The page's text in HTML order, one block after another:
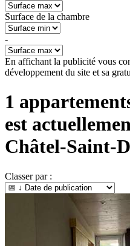
Surface de la chambre
-
En affichant la publicité vous
développement du site et sa
1
est
Châtel-Saint-
Classer par :